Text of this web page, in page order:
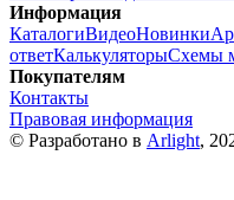
Информация
КаталогиВидеоНовинки
ответКалькуляторыСхемы
Покупателям
Контакты
Правовая информация
© Разработано в Arlight,